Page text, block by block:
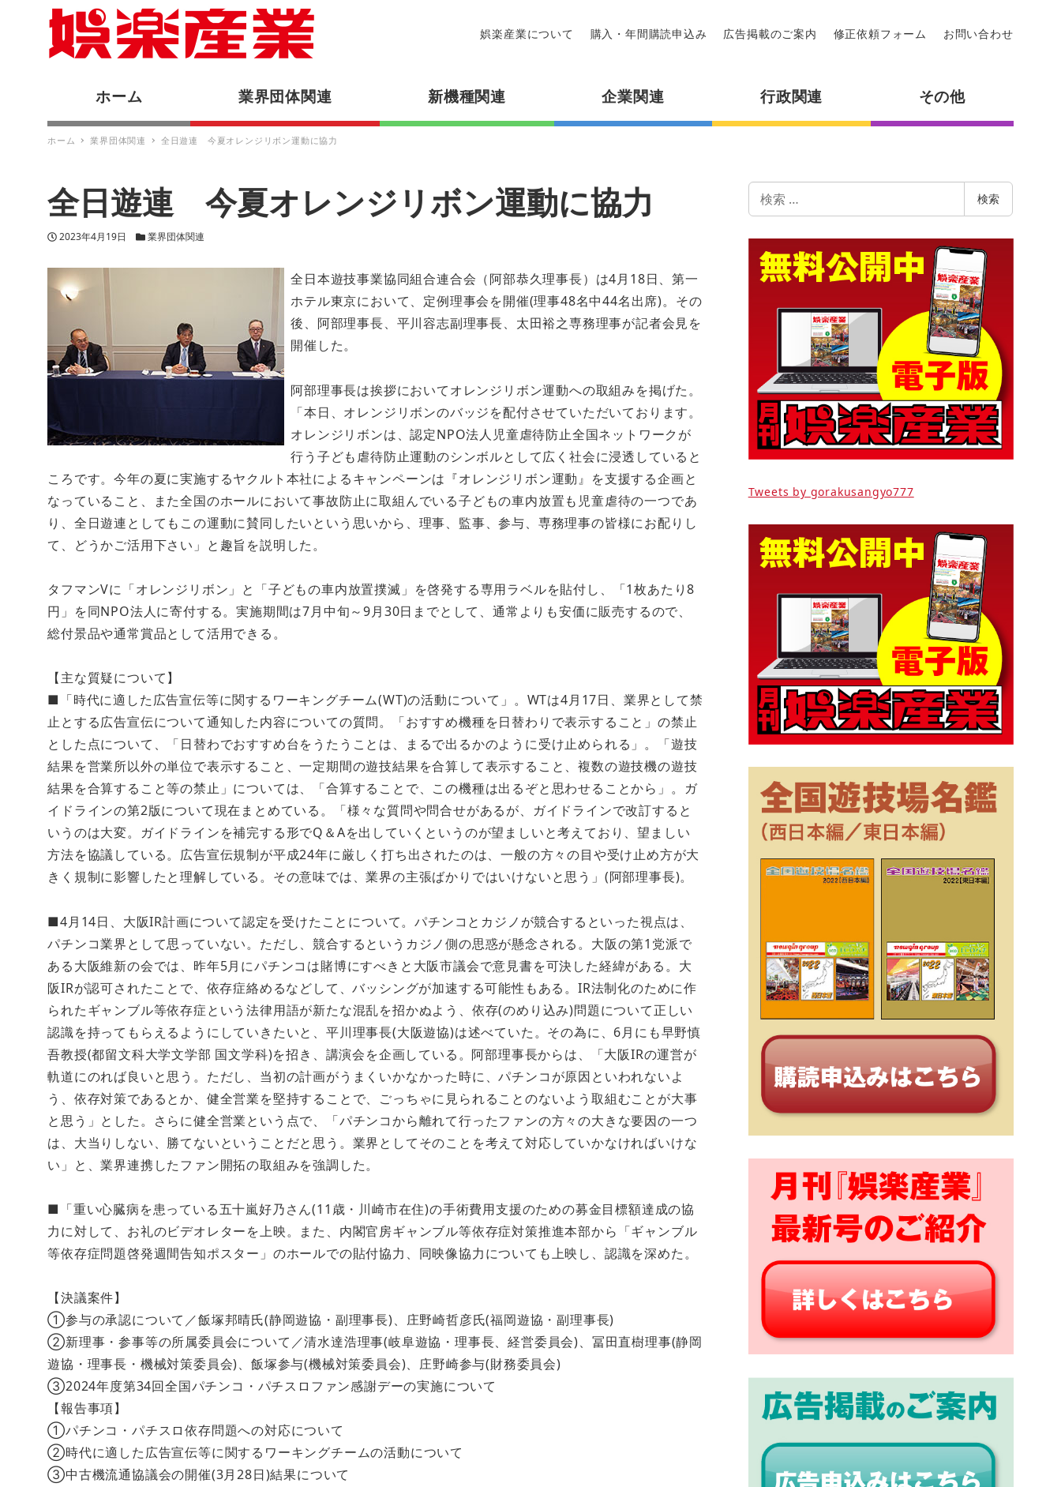
娯楽産業について 購入・年間購読申込み 広告掲載のご案内 修正依頼フォーム お問い合わせ
ホーム 業界団体関連 新機種関連 企業関連 行政関連 その他
ホーム 業界団体関連 全日遊連 今夏オレンジリボン運動に協力
全日遊連 今夏オレンジリボン運動に協力
投稿日
2023年4月19日 カテゴリー
業界団体関連
全日本遊技事業協同組合連合会（阿部恭久理事長）は4月18日、第一
ホテル東京において、定例理事会を開催(理事48名中44名出席)。その
後、阿部理事長、平川容志副理事長、太田裕之専務理事が記者会見を
開催した。
阿部理事長は挨拶においてオレンジリボン運動への取組みを掲げた。
「本日、オレンジリボンのバッジを配付させていただいております。
オレンジリボンは、認定NPO法人児童虐待防止全国ネットワークが
行う子ども虐待防止運動のシンボルとして広く社会に浸透していると
ころです。今年の夏に実施するヤクルト本社によるキャンペーンは『オレンジリボン運動』を支援する企画と
なっていること、また全国のホールにおいて事故防止に取組んでいる子どもの車内放置も児童虐待の一つであ
り、全日遊連としてもこの運動に賛同したいという思いから、理事、監事、参与、専務理事の皆様にお配りし
て、どうかご活用下さい」と趣旨を説明した。
タフマンVに「オレンジリボン」と「子どもの車内放置撲滅」を啓発する専用ラベルを貼付し、「1枚あたり8
円」を同NPO法人に寄付する。実施期間は7月中旬～9月30日までとして、通常よりも安価に販売するので、
総付景品や通常賞品として活用できる。
【主な質疑について】
■「時代に適した広告宣伝等に関するワーキングチーム(WT)の活動について」。WTは4月17日、業界として禁
止とする広告宣伝について通知した内容についての質問。「おすすめ機種を日替わりで表示すること」の禁止
とした点について、「日替わでおすすめ台をうたうことは、まるで出るかのように受け止められる」。「遊技
結果を営業所以外の単位で表示すること、一定期間の遊技結果を合算して表示すること、複数の遊技機の遊技
結果を合算すること等の禁止」については、「合算することで、この機種は出るぞと思わせることから」。ガ
イドラインの第2版について現在まとめている。「様々な質問や問合せがあるが、ガイドラインで改訂すると
いうのは大変。ガイドラインを補完する形でQ＆Aを出していくというのが望ましいと考えており、望ましい
方法を協議している。広告宣伝規制が平成24年に厳しく打ち出されたのは、一般の方々の目や受け止め方が大
きく規制に影響したと理解している。その意味では、業界の主張ばかりではいけないと思う」(阿部理事長)。
■4月14日、大阪IR計画について認定を受けたことについて。パチンコとカジノが競合するといった視点は、
パチンコ業界として思っていない。ただし、競合するというカジノ側の思惑が懸念される。大阪の第1党派で
ある大阪維新の会では、昨年5月にパチンコは賭博にすべきと大阪市議会で意見書を可決した経緯がある。大
阪IRが認可されたことで、依存症絡めるなどして、バッシングが加速する可能性もある。IR法制化のために作
られたギャンブル等依存症という法律用語が新たな混乱を招かぬよう、依存(のめり込み)問題について正しい
認識を持ってもらえるようにしていきたいと、平川理事長(大阪遊協)は述べていた。その為に、6月にも早野慎
吾教授(都留文科大学文学部 国文学科)を招き、講演会を企画している。阿部理事長からは、「大阪IRの運営が
軌道にのれば良いと思う。ただし、当初の計画がうまくいかなかった時に、パチンコが原因といわれないよ
う、依存対策であるとか、健全営業を堅持することで、ごっちゃに見られることのないよう取組むことが大事
と思う」とした。さらに健全営業という点で、「パチンコから離れて行ったファンの方々の大きな要因の一つ
は、大当りしない、勝てないということだと思う。業界としてそのことを考えて対応していかなければいけな
い」と、業界連携したファン開拓の取組みを強調した。
■「重い心臓病を患っている五十嵐好乃さん(11歳・川崎市在住)の手術費用支援のための募金目標額達成の協
力に対して、お礼のビデオレターを上映。また、内閣官房ギャンブル等依存症対策推進本部から「ギャンブル
等依存症問題啓発週間告知ポスター」のホールでの貼付協力、同映像協力についても上映し、認識を深めた。
【決議案件】
①参与の承認について／飯塚邦晴氏(静岡遊協・副理事長)、庄野崎哲彦氏(福岡遊協・副理事長)
②新理事・参事等の所属委員会について／清水達浩理事(岐阜遊協・理事長、経営委員会)、冨田直樹理事(静岡
遊協・理事長・機械対策委員会)、飯塚参与(機械対策委員会)、庄野崎参与(財務委員会)
③2024年度第34回全国パチンコ・パチスロファン感謝デーの実施について
【報告事項】
①パチンコ・パチスロ依存問題への対応について
②時代に適した広告宣伝等に関するワーキングチームの活動について
③中古機流通協議会の開催(3月28日)結果について
索
検索
Tweets by gorakusangyo777